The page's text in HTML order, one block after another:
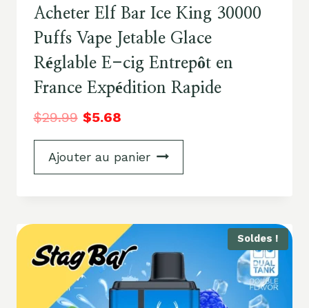
Acheter Elf Bar Ice King 30000
Puffs Vape Jetable Glace
Réglable E-cig Entrepôt en
France Expédition Rapide
$29.99 $5.68
Ajouter au panier
Soldes !